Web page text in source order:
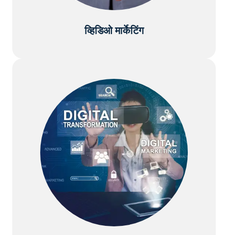
व्हिडिओ मार्केटिंग